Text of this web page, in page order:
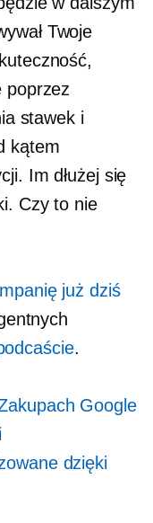
Twoje
poprzez
stawek i
kątem
Im dłużej się
Czy to nie
już dziś
.
Google
dzięki